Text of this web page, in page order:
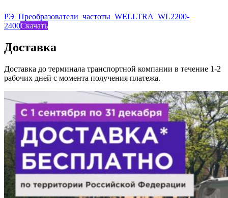
РЭ_Преобразователи_частоты_WELLTRA_WL2200-
2400Скачать
Доставка
Доставка до терминала транспортной компании в течение 1-2
рабочих дней с момента получения платежа.